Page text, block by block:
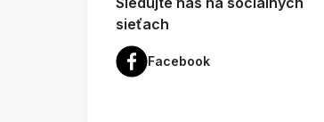
sieťach
Facebook